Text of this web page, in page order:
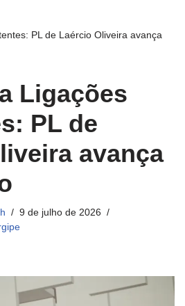
PL de Laércio Oliveira avança
Ligações
PL de
avança
9 de julho de 2026